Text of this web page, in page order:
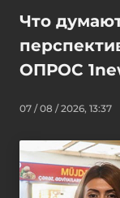
Что
ОПРОС
07 / 08 / 2026, 13:37